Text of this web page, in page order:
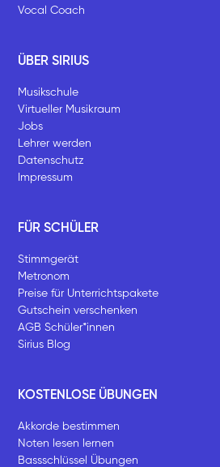
Vocal Coach
ÜBER SIRIUS
Musikschule
Virtueller Musikraum
Jobs
Lehrer werden
Datenschutz
Impressum
FÜR SCHÜLER
Stimmgerät
Metronom
Preise für Unterrichtspakete
Gutschein verschenken
AGB Schüler*innen
Sirius Blog
KOSTENLOSE ÜBUNGEN
Akkorde bestimmen
Noten lesen lernen
Bassschlüssel Übungen